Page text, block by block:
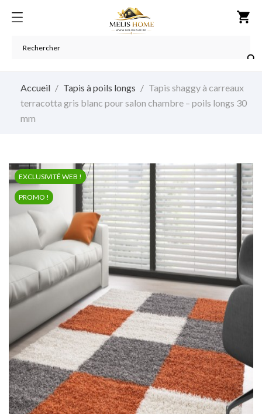
shopping_cart

Accueil Tapis à poils longs
Tapis shaggy à carreaux
terracotta gris blanc pour salon chambre – poils longs 30
mm
EXCLUSIVITÉ WEB !
PROMO !